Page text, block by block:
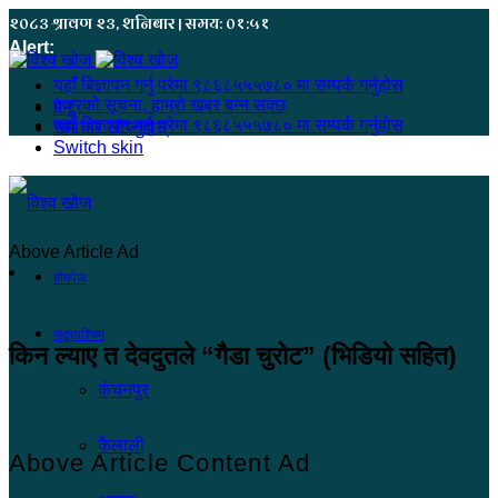
२०८३ श्रावण २३, शनिबार | समय: ०१:५१
Alert:
यहाँ बिज्ञापन गर्नु परेमा ९८६८५५५७८० मा सम्पर्क गर्नुहोस
हजुरको सूचना, हाम्रो खबर बन्न सक्छ
यहाँ बिज्ञापन गर्नु परेमा ९८६८५५५७८० मा सम्पर्क गर्नुहोस
मेनू
समाचार खोज्नुहोस्
Switch skin
होमपेज
सुदूरपश्चिम
कंचनपुर
कैलाली
Above Article Ad
किन ल्याए त देवदुतले “गैडा चुरोट” (भिडियो सहित)
२०७९ माघ १५, आईतवार ०८:३४
Above Article Content Ad